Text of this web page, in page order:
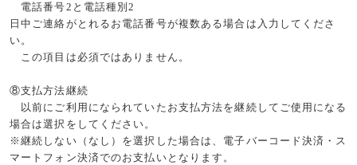
電話番号2 と電話種別2
日中ご連絡がとれるお電話番号が複数ある場合は入力してくださ
い。
この項目は必須ではありません。
⑧支払方法継続
以前にご利用になられていたお支払方法を継続してご使用になる
場合は選択をしてください。
※継続しない（なし）を選択した場合は、電子バーコード決済・ス
マートフォン決済でのお支払いとなります。